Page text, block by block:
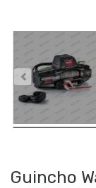
Guincho